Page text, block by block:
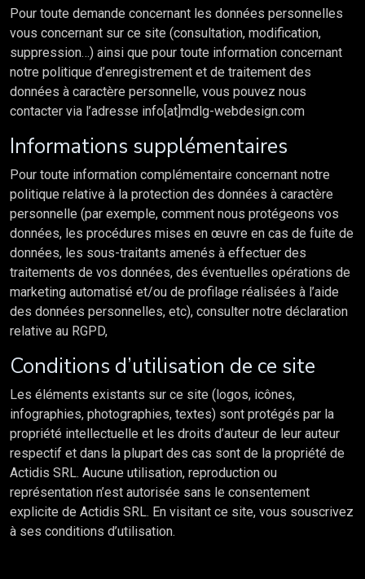
Pour toute demande concernant les données personnelles
vous concernant sur ce site (consultation, modification,
suppression…) ainsi que pour toute information concernant
notre politique d’enregistrement et de traitement des
données à caractère personnelle, vous pouvez nous
contacter via l’adresse info[at]mdlg-webdesign.com
Informations supplémentaires
Pour toute information complémentaire concernant notre
politique relative à la protection des données à caractère
personnelle (par exemple, comment nous protégeons vos
données, les procédures mises en œuvre en cas de fuite de
données, les sous-traitants amenés à effectuer des
traitements de vos données, des éventuelles opérations de
marketing automatisé et/ou de profilage réalisées à l’aide
des données personnelles, etc), consulter notre déclaration
relative au RGPD,
Conditions d’utilisation de ce site
Les éléments existants sur ce site (logos, icônes,
infographies, photographies, textes) sont protégés par la
propriété intellectuelle et les droits d’auteur de leur auteur
respectif et dans la plupart des cas sont de la propriété de
Actidis SRL. Aucune utilisation, reproduction ou
représentation n’est autorisée sans le consentement
explicite de Actidis SRL. En visitant ce site, vous souscrivez
à ses conditions d’utilisation.